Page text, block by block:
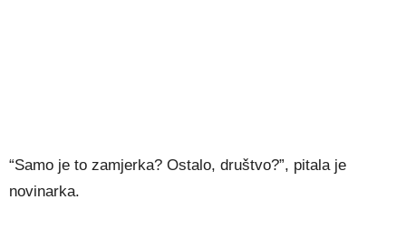
“Samo je to zamjerka? Ostalo, društvo?”, pitala je
novinarka.